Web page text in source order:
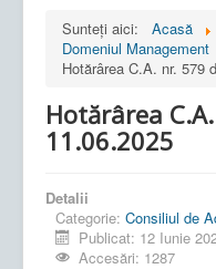
Sunteți aici:
Acasă
Domeniul Management
Hotărârea C.A. nr. 579
Hotărârea
11.06.2025
Detalii
Categorie: Consiliul de
Publicat: 12 Iunie
Accesări: 1287